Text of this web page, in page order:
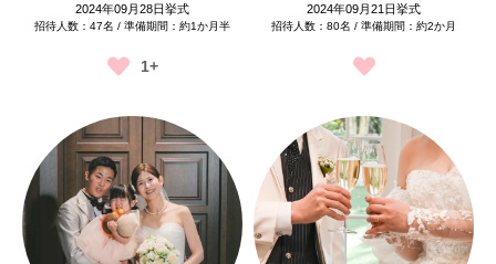
2024年09月28日挙式
招待人数：47名 / 準備期間：約1か月半
1+
2024年09月21日挙式
招待人数：80名 / 準備期間：約2か月